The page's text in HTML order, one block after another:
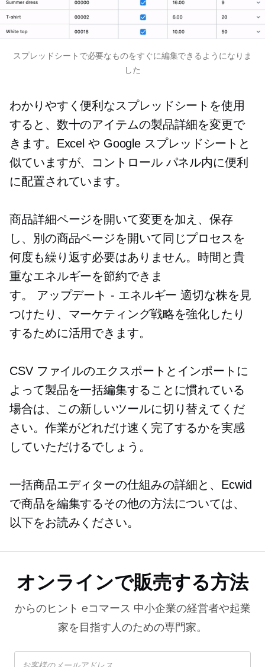
スプレッドシートで必要なものをすぐに編集できるようになりま
した
わかりやすく便利なスプレッドシートを使用
すると、数十のアイテムの製品詳細を変更で
きます。Excel や Google スプレッドシートと
似ていますが、コントロール パネル内に便利
に配置されています。
商品詳細ページを開いて変更を加え、保存
し、別の商品ページを開いて同じプロセスを
何度も繰り返す必要はありません。時間と貴
重なエネルギーを節約できま
す。
アップデート - エネルギー 適切な株を見
つけたり、マーケティング戦略を強化したり
するために活用できます。
CSV ファイルのエクスポートとインポートに
よって製品を一括編集することに慣れている
場合は、この新しいツールに切り替えてくだ
さい。作業がどれだけ速く完了するかを実感
していただけるでしょう。
一括商品エディターの仕組みの詳細と、Ecwid
で商品を編集するその他の方法については、
以下をお読みください。
オンラインで販売する方法
からのヒント eコマース 中小企業の経営者や起業
家を目指す人のための専門家。